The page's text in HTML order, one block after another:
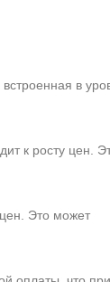
в
к росту цен.
цен. Это может